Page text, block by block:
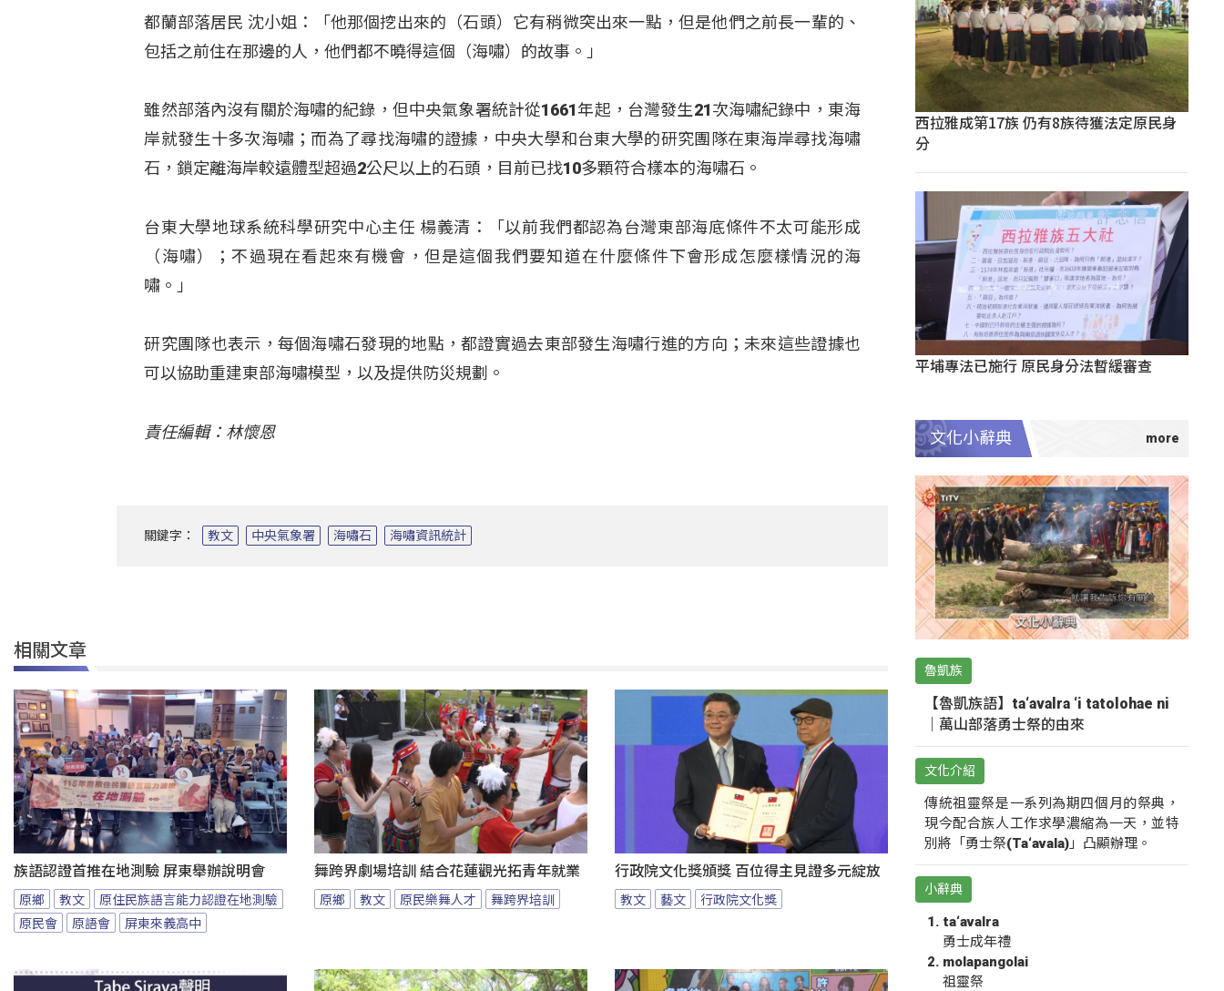
都蘭部落居民 沈小姐：「他那個挖出來的（石頭）它有稍微突出來一點，但是他們之前長一輩的、
包括之前住在那邊的人，他們都不曉得這個（海嘯）的故事。」
雖然部落內沒有關於海嘯的紀錄，但中央氣象署統計從1661年起，台灣發生21次海嘯紀錄中，東海
岸就發生十多次海嘯；而為了尋找海嘯的證據，中央大學和台東大學的研究團隊在東海岸尋找海嘯
石，鎖定離海岸較遠體型超過2公尺以上的石頭，目前已找10多顆符合樣本的海嘯石。
台東大學地球系統科學研究中心主任 楊義清：「以前我們都認為台灣東部海底條件不太可能形成
（海嘯）；不過現在看起來有機會，但是這個我們要知道在什麼條件下會形成怎麼樣情況的海
嘯。」
研究團隊也表示，每個海嘯石發現的地點，都證實過去東部發生海嘯行進的方向；未來這些證據也
可以協助重建東部海嘯模型，以及提供防災規劃。
責任編輯：林懷恩
關鍵字： 教文 中央氣象署 海嘯石 海嘯資訊統計
相關文章
族語認證首推在地測驗 屏東舉辦說明會
原鄉 教文
原住民族語言能力認證在地測驗
原民會
原語會 屏東來義高中
舞跨界劇場培訓 結合花蓮觀光拓青年就業
原鄉 教文 原民樂舞人才 舞跨界培訓
行政院文化獎頒獎 百位得主見證多元綻放
教文 藝文 行政院文化獎
西拉雅成第17族 仍有8族待獲法定原民身
分
平埔專法已施行 原民身分法暫緩審查
文化小辭典
魯凱族
【魯凱族語】ta‘avalra ‘i tatolohae ni
｜萬山部落勇士祭的由來
文化介紹
傳統祖靈祭是一系列為期四個月的祭典，
現今配合族人工作求學濃縮為一天，並特
別將「勇士祭(Ta‘avala)」凸顯辦理。
小辭典
ta‘avalra
勇士成年禮
molapangolai
祖靈祭